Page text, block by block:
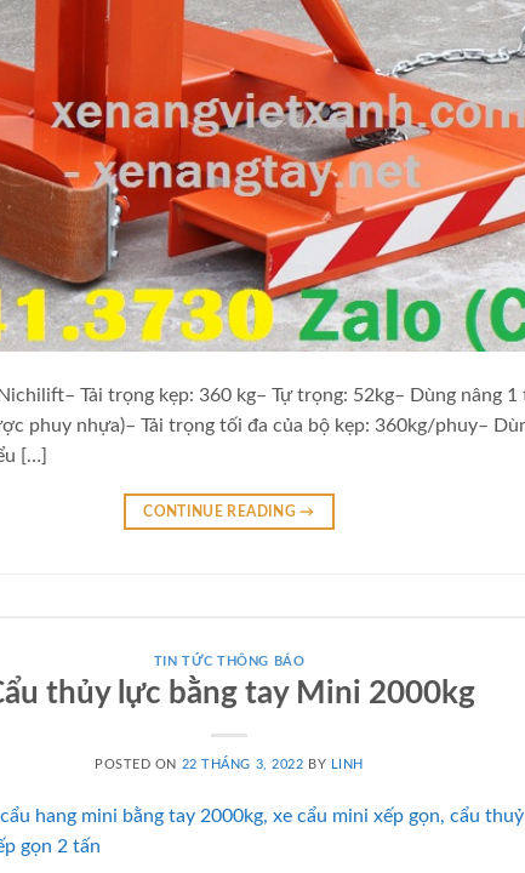
Tải trọng kẹp: 360 kg– Tự trọng: 52kg– Dùng nâng
phuy nhựa)– Tải trọng tối đa của bộ kẹp: 360kg/phuy–
[…]
CONTINUE READING→
TIN TỨC THÔNG BÁO
thủy lực bằng tay Mini 2000kg
POSTED ON 22 THÁNG 3, 2022 BY LINH